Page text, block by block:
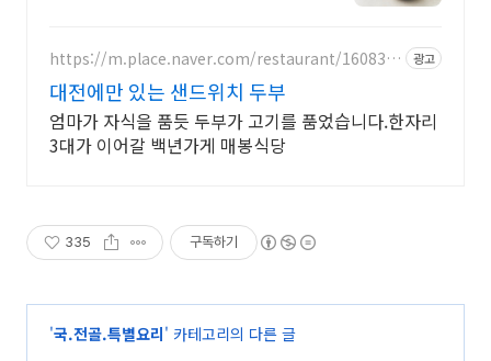
리를.
https://m.place.naver.com/restaurant/160833
광고
대전에만 있는 샌드위치 두부
엄마가 자식을 품듯 두부가 고기를 품었습니다.한자리
3대가 이어갈 백년가게 매봉식당
335 구독하기
'국.전골.특별요리' 카테고리의 다른 글